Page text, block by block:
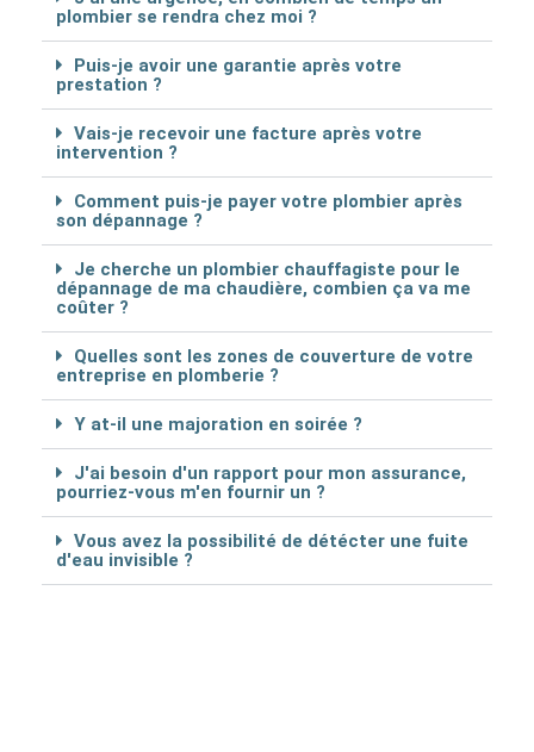
plombier se rendra chez moi ?
Puis-je avoir une garantie après votre
prestation ?
Vais-je recevoir une facture après votre
intervention ?
Comment puis-je payer votre plombier après
son dépannage ?
Je cherche un plombier chauffagiste pour le
dépannage de ma chaudière, combien ça va me
coûter ?
Quelles sont les zones de couverture de votre
entreprise en plomberie ?
Y at-il une majoration en soirée ?
J'ai besoin d'un rapport pour mon assurance,
pourriez-vous m'en fournir un ?
Vous avez la possibilité de détécter une fuite
d'eau invisible ?